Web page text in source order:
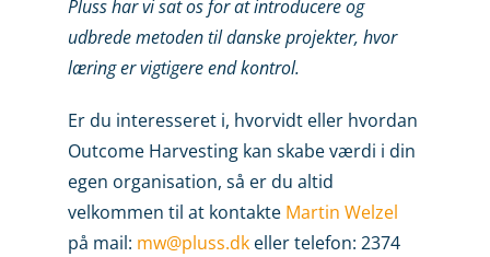
Pluss har vi sat os for at introducere og
udbrede metoden til danske projekter, hvor
læring er vigtigere end kontrol.
Er du interesseret i, hvorvidt eller hvordan
Outcome Harvesting kan skabe værdi i din
egen organisation, så er du altid
velkommen til at kontakte Martin Welzel
på mail: mw@pluss.dk eller telefon: 2374